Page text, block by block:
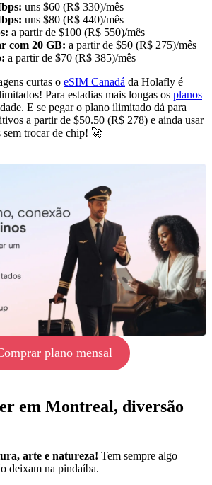
uns $60 (R$ 330)/mês
uns $80 (R$ 440)/mês
a partir de $100 (R$ 550)/mês
com 20 GB: a partir de $50 (R$ 275)/mês
a partir de $70 (R$ 385)/mês
curtas o eSIM Canadá da Holafly é
Para estadias mais longas os planos
E se pegar o plano ilimitado dá para
a partir de $50.50 (R$ 278) e ainda usar
sem trocar de chip! 🚀
plano mensal
em Montreal, diversão
arte e natureza! Tem sempre algo
deixam na pindaíba.